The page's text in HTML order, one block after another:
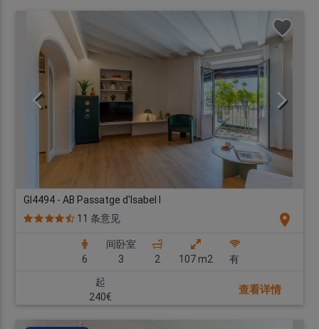
GI4494 - AB Passatge d'Isabel I
11 条意见
location_on
6
间卧室
3
2 107 m2
有
起
240€
查看详情